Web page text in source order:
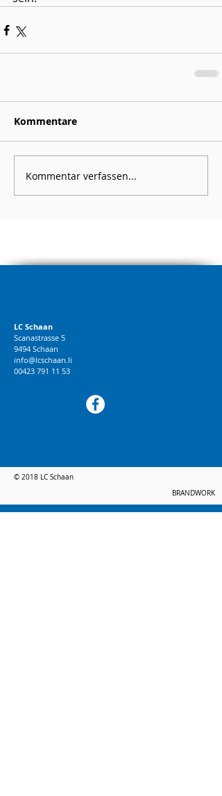
Kommentare
Kommentar verfassen...
LC Schaan
Scanastrasse 5
9494 Schaan
info@lcschaan.li
00423 791 11 53
© 2018 LC Schaan
BRANDWORK